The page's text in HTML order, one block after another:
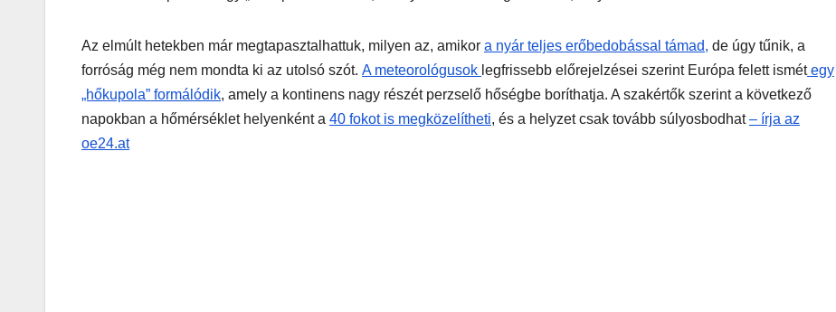
Az elmúlt hetekben már megtapasztalhattuk, milyen az, amikor a nyár teljes erőbedobással támad, de úgy tűnik, a
forróság még nem mondta ki az utolsó szót. A meteorológusok legfrissebb előrejelzései szerint Európa felett ismétegy
„hőkupola” formálódik, amely a kontinens nagy részét perzselő hőségbe boríthatja. A szakértők szerint a következő
napokban a hőmérséklet helyenként a 40 fokot is megközelítheti, és a helyzet csak tovább súlyosbodhat– írja az
oe24.at